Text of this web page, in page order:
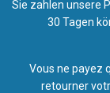
Sie zahlen unsere
30 Tagen
Vous ne payez
retourner